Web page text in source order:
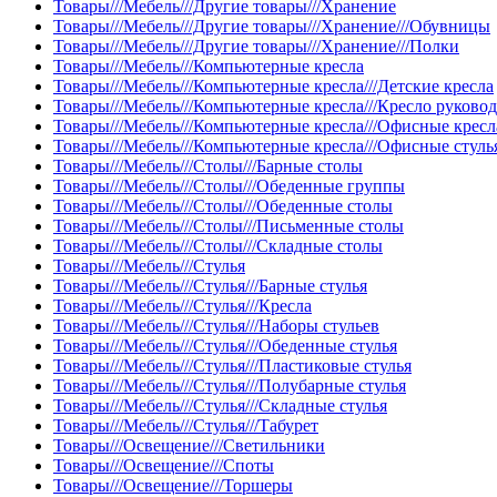
Товары///Мебель///Другие товары///Хранение
Товары///Мебель///Другие товары///Хранение///Обувницы
Товары///Мебель///Другие товары///Хранение///Полки
Товары///Мебель///Компьютерные кресла
Товары///Мебель///Компьютерные кресла///Детские кресла
Товары///Мебель///Компьютерные кресла///Кресло
Товары///Мебель///Компьютерные кресла///Офисные
Товары///Мебель///Компьютерные кресла///Офисные
Товары///Мебель///Столы///Барные столы
Товары///Мебель///Столы///Обеденные группы
Товары///Мебель///Столы///Обеденные столы
Товары///Мебель///Столы///Письменные столы
Товары///Мебель///Столы///Складные столы
Товары///Мебель///Стулья
Товары///Мебель///Стулья///Барные стулья
Товары///Мебель///Стулья///Кресла
Товары///Мебель///Стулья///Наборы стульев
Товары///Мебель///Стулья///Обеденные стулья
Товары///Мебель///Стулья///Пластиковые стулья
Товары///Мебель///Стулья///Полубарные стулья
Товары///Мебель///Стулья///Складные стулья
Товары///Мебель///Стулья///Табурет
Товары///Освещение///Светильники
Товары///Освещение///Споты
Товары///Освещение///Торшеры